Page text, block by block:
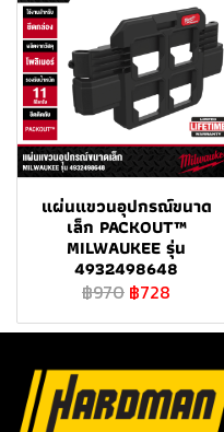
แผ่นแขวนอุปกรณ์ขนาด
เล็ก PACKOUT™
MILWAUKEE รุ่น
4932498648
฿970 ฿728